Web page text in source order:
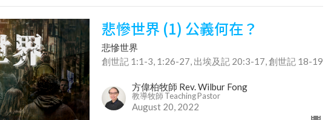
悲慘世界 (1) 公義何在？
悲慘世界
創世記 1:1-3, 1:26-27, 出埃及記 20:3-17, 創世記 18-19
方偉柏牧師 Rev. Wilbur Fong
教導牧師 Teaching Pastor
August 20, 2022